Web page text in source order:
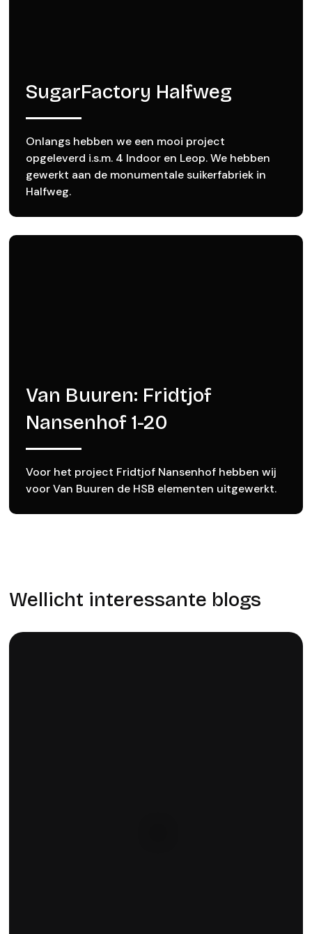
SugarFactory Halfweg
Onlangs hebben we een mooi project
opgeleverd i.s.m. 4 Indoor en Leop. We hebben
gewerkt aan de monumentale suikerfabriek in
Halfweg.
Van Buuren: Fridtjof
Nansenhof 1-20
Voor het project Fridtjof Nansenhof hebben wij
voor Van Buuren de HSB elementen uitgewerkt.
Wellicht interessante blogs